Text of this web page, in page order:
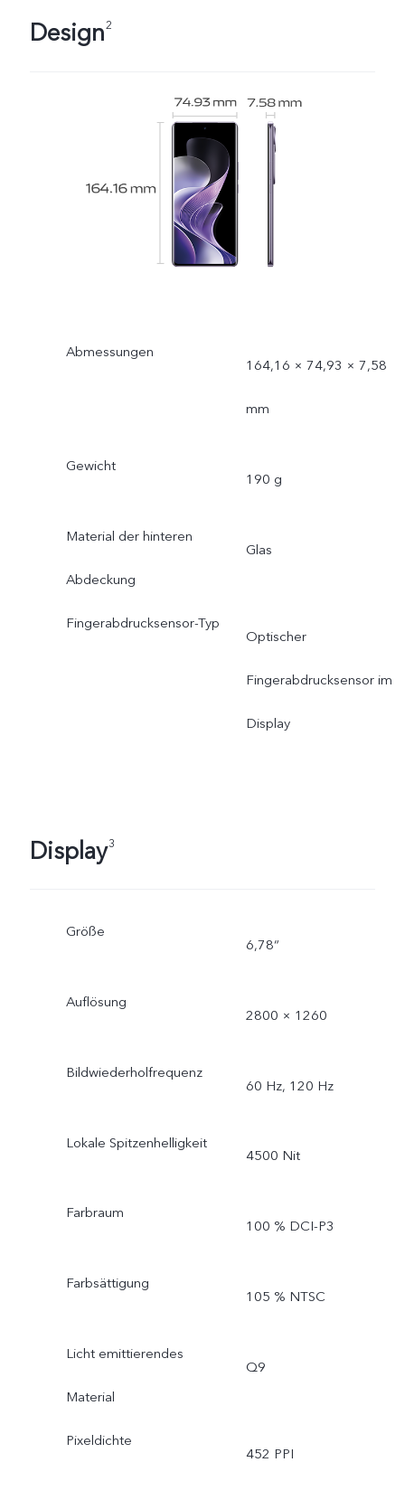
Design2
Abmessungen
164,16 × 74,93 × 7,58
mm
Gewicht
190 g
Material der hinteren
Abdeckung
Glas
Fingerabdrucksensor-Typ
Optischer
Fingerabdrucksensor im
Display
Display3
Größe
6,78“
Auflösung
2800 × 1260
Bildwiederholfrequenz
60 Hz, 120 Hz
Lokale Spitzenhelligkeit
4500 Nit
Farbraum
100 % DCI-P3
Farbsättigung
105 % NTSC
Licht emittierendes
Material
Q9
Pixeldichte
452 PPI